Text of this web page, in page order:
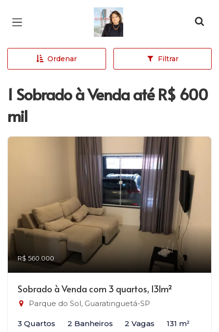
Página inicial
Ordenar Filtrar
1 Sobrado à Venda até R$ 600
mil
R$ 560.000
Sobrado à Venda com 3 quartos, 131m²
Parque do Sol, Guaratinguetá-SP
3 Quartos 2 Banheiros 2 Vagas 131 m²